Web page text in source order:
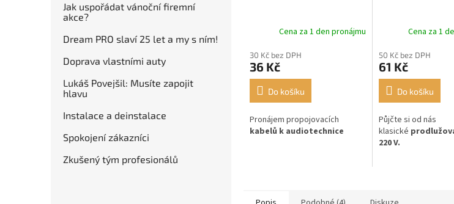
Jak uspořádat vánoční firemní
akce?
Dream PRO slaví 25 let a my s ním!
Doprava vlastními auty
Lukáš Povejšil: Musíte zapojit
hlavu
Instalace a deinstalace
Spokojení zákazníci
Zkušený tým profesionálů
Cena za 1 den pronájmu
30 Kč bez DPH
36 Kč
Do košíku
Pronájem propojovacích
kabelů k audiotechnice
Cena za 1
50 Kč bez DPH
61 Kč
Do košíku
Půjčte si od nás
klasické
220 V.